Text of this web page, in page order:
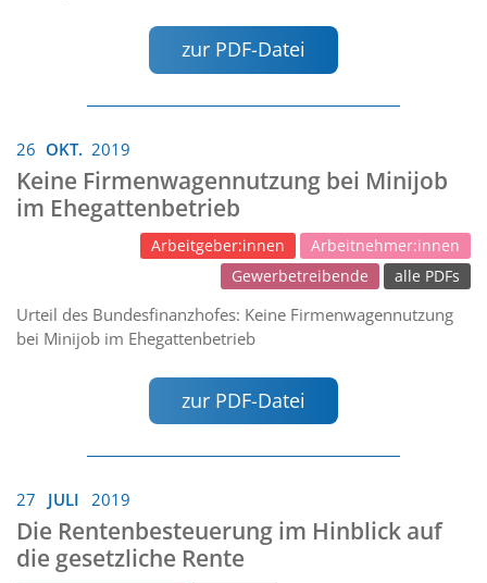
zur PDF-Datei
26 OKT. 2019
Keine Firmenwagennutzung bei Minijob
im Ehegattenbetrieb
Arbeitgeber:innen
Arbeitnehmer:innen
Gewerbetreibende
alle PDFs
Urteil des Bundesfinanzhofes: Keine Firmenwagennutzung
bei Minijob im Ehegattenbetrieb
zur PDF-Datei
27 JULI 2019
Die Rentenbesteuerung im Hinblick auf
die gesetzliche Rente